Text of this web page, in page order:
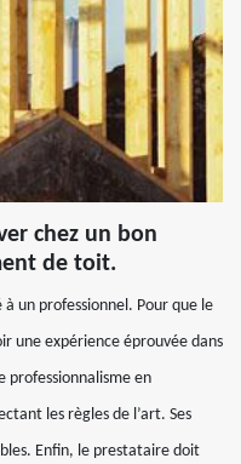
chez un bon
de toit.
un professionnel. Pour que le
une expérience éprouvée dans
professionnalisme en
les règles de l’art. Ses
Enfin, le prestataire doit